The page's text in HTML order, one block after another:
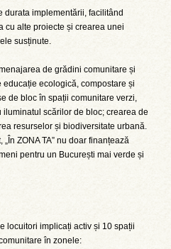
durata implementării, facilitând
cu alte proiecte și crearea unei
susținute.
de grădini comunitare și
ecologică, compostare și
de bloc în spații comunitare verzi,
scărilor de bloc; crearea de
resurselor și biodiversitate urbană.
ZONA TA” nu doar finanțează
pentru un București mai verde și
locuitori implicați activ și 10 spații
în zonele: